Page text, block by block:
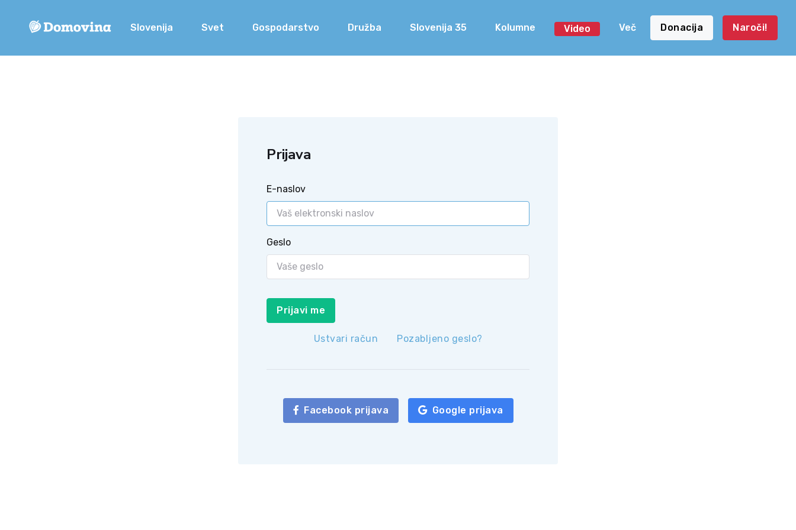
Slovenija Svet Gospodarstvo Družba Slovenija 35 Kolumne Video Več Donacija Naroči!
Prijava
E-naslov
Geslo
Prijavi me
Ustvari račun Pozabljeno geslo?
Facebook prijava Google prijava